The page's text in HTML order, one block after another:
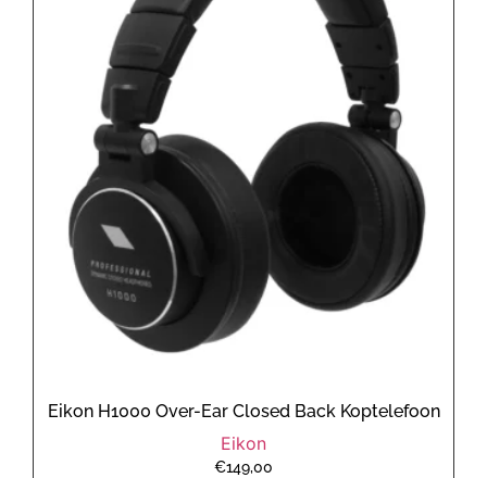
Eikon H1000 Over-Ear Closed Back Koptelefoon
Eikon
€149,00